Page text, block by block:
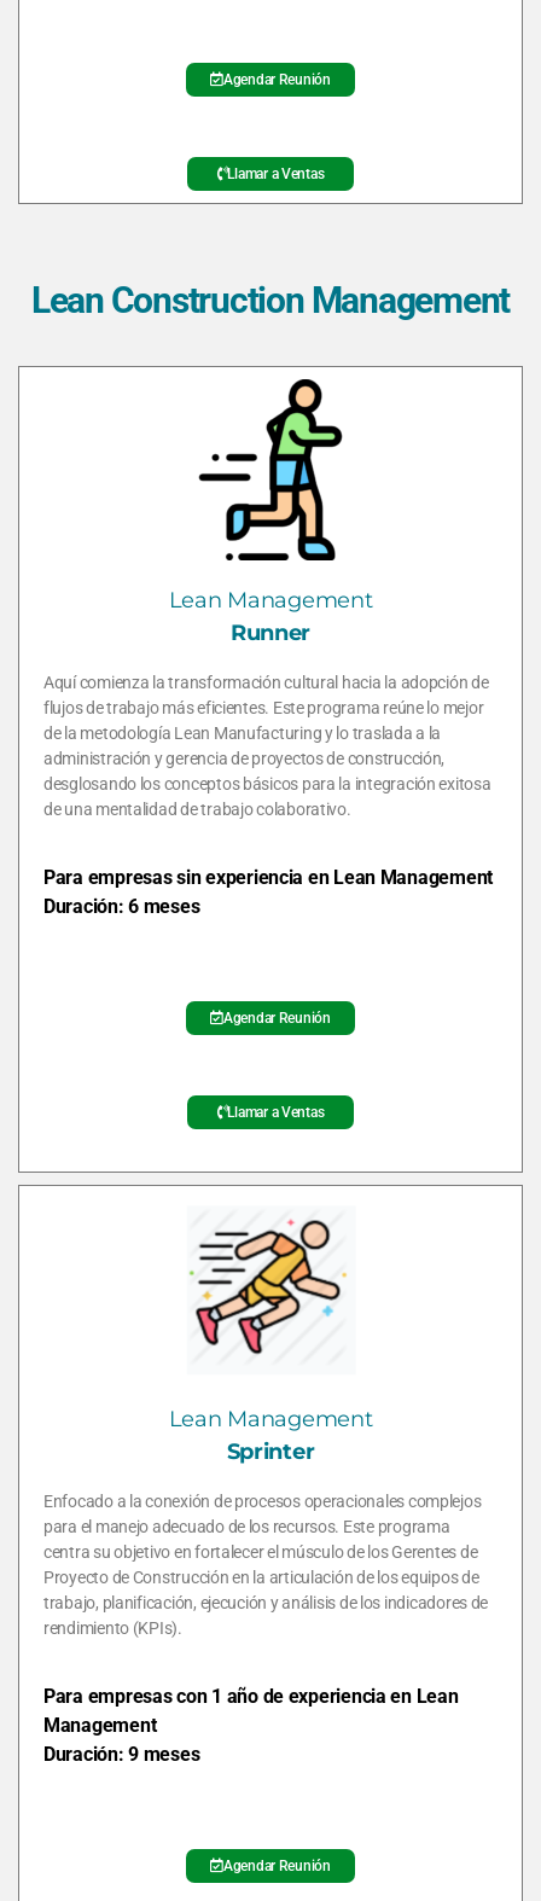
Agendar Reunión
Llamar a Ventas
Lean Construction Management
Lean Management
Runner
Aquí comienza la transformación cultural hacia la adopción de
flujos de trabajo más eficientes. Este programa reúne lo mejor
de la metodología Lean Manufacturing y lo traslada a la
administración y gerencia de proyectos de construcción,
desglosando los conceptos básicos para la integración exitosa
de una mentalidad de trabajo colaborativo.
Para empresas sin experiencia en Lean Management
Duración: 6 meses
Agendar Reunión
Llamar a Ventas
Lean Management
Sprinter
Enfocado a la conexión de procesos operacionales complejos
para el manejo adecuado de los recursos. Este programa
centra su objetivo en fortalecer el músculo de los Gerentes de
Proyecto de Construcción en la articulación de los equipos de
trabajo, planificación, ejecución y análisis de los indicadores de
rendimiento (KPIs).
Para empresas con 1 año de experiencia en Lean
Management
Duración: 9 meses
Agendar Reunión